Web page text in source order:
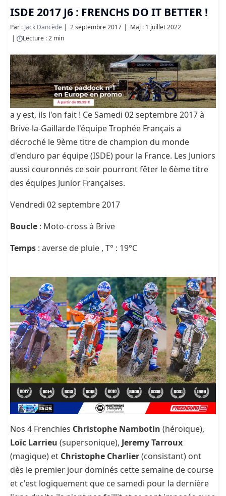
ISDE 2017 J6 : FRENCHS DO IT BETTER !
Par : Jack Dancède 2 septembre 2017
Maj : 1 juillet 2022
Lecture : 2 min
a y est, ils l'on fait ! Ce Samedi 02 septembre 2017 à
Brive-la-Gaillarde l'équipe Trophée Français a
décroché le 9ème titre de champion du monde
d'enduro par équipe (ISDE) pour la France. Les Juniors
aussi couronnés ce soir pourront fêter le 6ème titre
des équipes Junior Françaises.
Vendredi 02 septembre 2017
Boucle : Moto-cross à Brive
Temps : averse de pluie , T° : 19°C
Nos 4 Frenchies Christophe Nambotin (héroïque),
Loïc Larrieu (supersonique), Jeremy Tarroux
(magique) et Christophe Charlier(consistant) ont
dès le premier jour dominés cette semaine de course
et c'est logiquement que ce samedi pour la dernière